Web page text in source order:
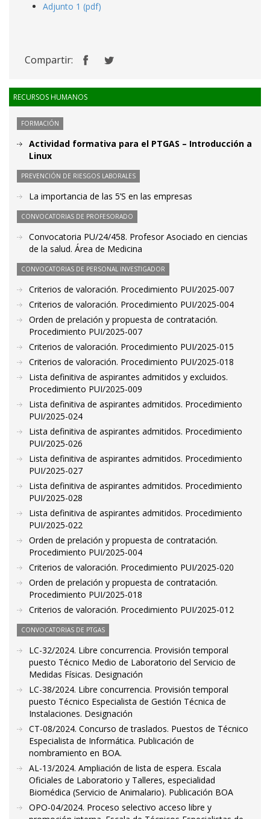
Adjunto 1 (pdf)
Compartir:
RECURSOS HUMANOS
FORMACIÓN
Actividad formativa para el PTGAS – Introducción a
Linux
PREVENCIÓN DE RIESGOS LABORALES
La importancia de las 5’S en las empresas
CONVOCATORIAS DE PROFESORADO
Convocatoria PU/24/458. Profesor Asociado en ciencias
de la salud. Área de Medicina
CONVOCATORIAS DE PERSONAL INVESTIGADOR
Criterios de valoración. Procedimiento PUI/2025-007
Criterios de valoración. Procedimiento PUI/2025-004
Orden de prelación y propuesta de contratación.
Procedimiento PUI/2025-007
Criterios de valoración. Procedimiento PUI/2025-015
Criterios de valoración. Procedimiento PUI/2025-018
Lista definitiva de aspirantes admitidos y excluidos.
Procedimiento PUI/2025-009
Lista definitiva de aspirantes admitidos. Procedimiento
PUI/2025-024
Lista definitiva de aspirantes admitidos. Procedimiento
PUI/2025-026
Lista definitiva de aspirantes admitidos. Procedimiento
PUI/2025-027
Lista definitiva de aspirantes admitidos. Procedimiento
PUI/2025-028
Lista definitiva de aspirantes admitidos. Procedimiento
PUI/2025-022
Orden de prelación y propuesta de contratación.
Procedimiento PUI/2025-004
Criterios de valoración. Procedimiento PUI/2025-020
Orden de prelación y propuesta de contratación.
Procedimiento PUI/2025-018
Criterios de valoración. Procedimiento PUI/2025-012
CONVOCATORIAS DE PTGAS
LC-32/2024. Libre concurrencia. Provisión temporal
puesto Técnico Medio de Laboratorio del Servicio de
Medidas Físicas. Designación
LC-38/2024. Libre concurrencia. Provisión temporal
puesto Técnico Especialista de Gestión Técnica de
Instalaciones. Designación
CT-08/2024. Concurso de traslados. Puestos de Técnico
Especialista de Informática. Publicación de
nombramiento en BOA.
AL-13/2024. Ampliación de lista de espera. Escala
Oficiales de Laboratorio y Talleres, especialidad
Biomédica (Servicio de Animalario). Publicación BOA
OPO-04/2024. Proceso selectivo acceso libre y